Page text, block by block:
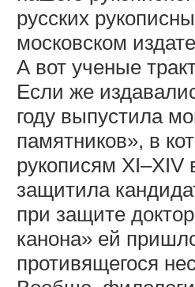
русских
московском
А вот ученые
Если же
году выпустила
памятников», в
рукописям
защитила
при защите
канона» ей
противящегося